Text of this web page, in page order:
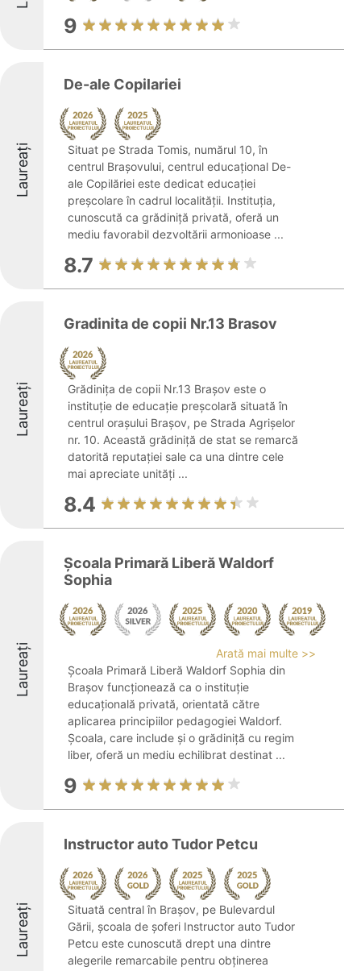
9
Laureați
De-ale Copilariei
Situat pe Strada Tomis, numărul 10, în
centrul Brașovului, centrul educațional De-
ale Copilăriei este dedicat educației
preșcolare în cadrul localității. Instituția,
cunoscută ca grădiniță privată, oferă un
mediu favorabil dezvoltării armonioase ...
8.7
Laureați
Gradinita de copii Nr.13 Brasov
Grădinița de copii Nr.13 Brașov este o
instituție de educație preșcolară situată în
centrul orașului Brașov, pe Strada Agrișelor
nr. 10. Această grădiniță de stat se remarcă
datorită reputației sale ca una dintre cele
mai apreciate unități ...
8.4
Laureați
Școala Primară Liberă Waldorf
Sophia
Arată mai multe >>
Școala Primară Liberă Waldorf Sophia din
Brașov funcționează ca o instituție
educațională privată, orientată către
aplicarea principiilor pedagogiei Waldorf.
Școala, care include și o grădiniță cu regim
liber, oferă un mediu echilibrat destinat ...
9
Laureați
Instructor auto Tudor Petcu
Situată central în Brașov, pe Bulevardul
Gării, școala de șoferi Instructor auto Tudor
Petcu este cunoscută drept una dintre
alegerile remarcabile pentru obținerea